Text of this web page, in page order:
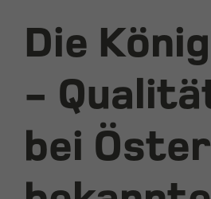
Die
-
bei